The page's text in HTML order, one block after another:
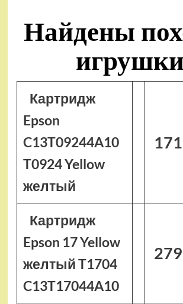
Найдены
Картридж
Epson
C13T09244A10
T0924 Yellow
желтый
Картридж
Epson 17 Yellow
желтый T1704
C13T17044A10